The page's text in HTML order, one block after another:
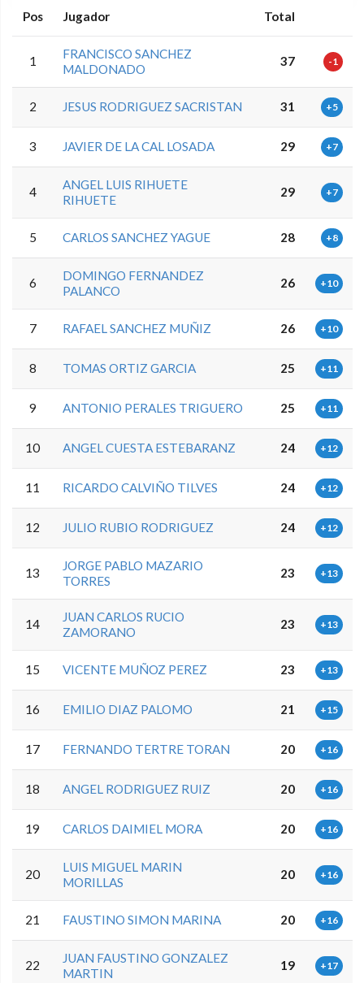
Pos Jugador Total
1
FRANCISCO SANCHEZ
MALDONADO
37 -1
2 JESUS RODRIGUEZ SACRISTAN 31 +5
3 JAVIER DE LA CAL LOSADA 29 +7
4
ANGEL LUIS RIHUETE
RIHUETE
29 +7
5 CARLOS SANCHEZ YAGUE 28 +8
6
DOMINGO FERNANDEZ
PALANCO
26 +10
7 RAFAEL SANCHEZ MUÑIZ 26 +10
8 TOMAS ORTIZ GARCIA 25 +11
9 ANTONIO PERALES TRIGUERO 25 +11
10 ANGEL CUESTA ESTEBARANZ 24 +12
11 RICARDO CALVIÑO TILVES 24 +12
12 JULIO RUBIO RODRIGUEZ 24 +12
13
JORGE PABLO MAZARIO
TORRES
23 +13
14
JUAN CARLOS RUCIO
ZAMORANO
23 +13
15 VICENTE MUÑOZ PEREZ 23 +13
16 EMILIO DIAZ PALOMO 21 +15
17 FERNANDO TERTRE TORAN 20 +16
18 ANGEL RODRIGUEZ RUIZ 20 +16
19 CARLOS DAIMIEL MORA 20 +16
20
LUIS MIGUEL MARIN
MORILLAS
20 +16
21 FAUSTINO SIMON MARINA 20 +16
22
JUAN FAUSTINO GONZALEZ
MARTIN
19 +17